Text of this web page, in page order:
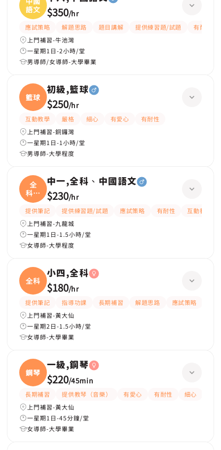
語文
$350/hr
應試策略 解題思路 題目講解 提供練習題/試題
有耐性
上門補習-牛池灣
一星期1日-2小時/堂
男導師/女導師-大學畢業
籃球
初級,籃球
$250/hr
互動教學 嚴格 細心 有愛心
有耐性
上門補習-銅鑼灣
一星期1日-1小時/堂
男導師-大學程度
全
科、
中國
中一,全科、中國語文
$230/hr
提供筆記 提供練習題/試題 應試策略 有耐性
互動教學
上門補習-九龍城
一星期1日-1.5小時/堂
女導師-大學程度
全科
小四,全科
$180/hr
提供筆記 指導功課 長期補習 解題思路 應試策略
上門補習-黃大仙
一星期2日-1.5小時/堂
女導師-大學畢業
鋼琴
一級,鋼琴
$220/45min
長期補習 提供教琴（音樂） 有愛心 有耐性
細心
上門補習-黃大仙
一星期1日-45分鐘/堂
女導師-大學畢業